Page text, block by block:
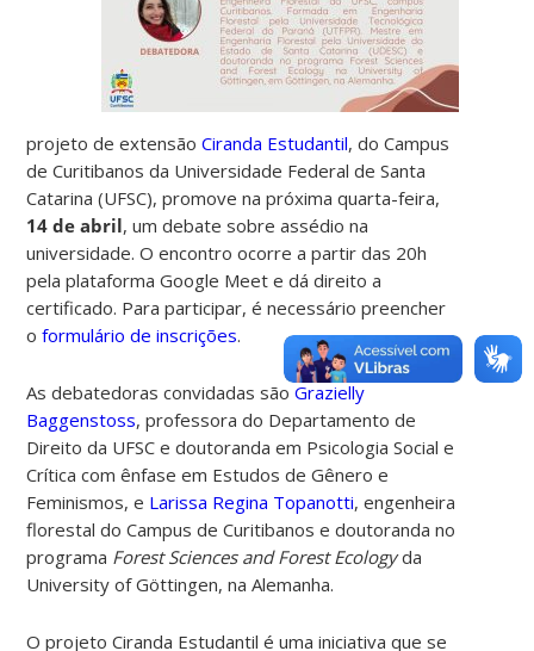
projeto de extensãoCiranda Estudantil, do Campus
de Curitibanos da Universidade Federal de Santa
Catarina (UFSC), promove na próxima quarta-feira,
14 de abril, um debate sobre assédio na
universidade. O encontro ocorre a partir das 20h
pela plataforma Google Meet e dá direito a
certificado. Para participar, é necessário preencher
oformulário de inscrições.
As debatedoras convidadas sãoGrazielly
Baggenstoss, professora do Departamento de
Direito da UFSC e doutoranda em Psicologia Social e
Crítica com ênfase em Estudos de Gênero e
Feminismos, e Larissa Regina Topanotti, engenheira
florestal do Campus de Curitibanos e doutoranda no
programa Forest Sciences and Forest Ecologyda
University of Göttingen, na Alemanha.
O projeto Ciranda Estudantil é uma iniciativa que se